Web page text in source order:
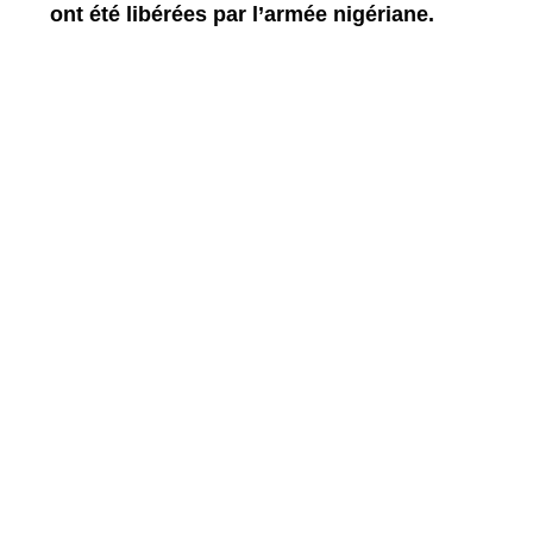
ont été libérées par l’armée nigériane.